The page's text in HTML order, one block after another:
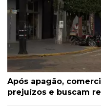
Após apagão,
prejuízos e buscam